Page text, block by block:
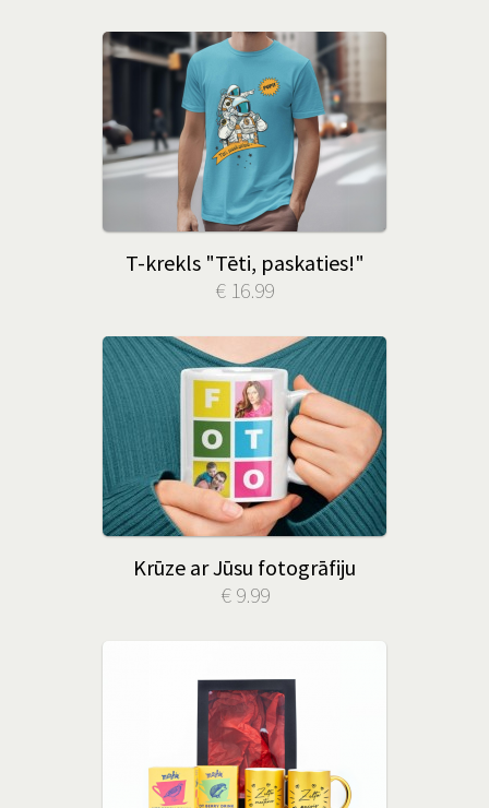
T-krekls "Tēti, paskaties!"
€ 16.99
Krūze ar Jūsu fotogrāfiju
€ 9.99